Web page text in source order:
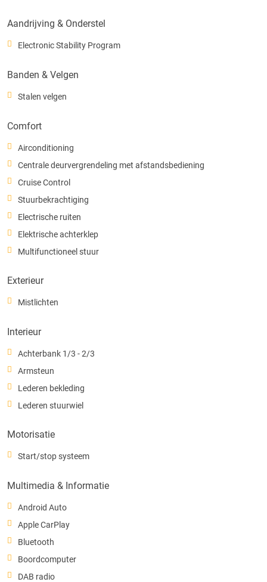
Aandrijving & Onderstel
Electronic Stability Program
Banden & Velgen
Stalen velgen
Comfort
Airconditioning
Centrale deurvergrendeling met afstandsbediening
Cruise Control
Stuurbekrachtiging
Electrische ruiten
Elektrische achterklep
Multifunctioneel stuur
Exterieur
Mistlichten
Interieur
Achterbank 1/3 - 2/3
Armsteun
Lederen bekleding
Lederen stuurwiel
Motorisatie
Start/stop systeem
Multimedia & Informatie
Android Auto
Apple CarPlay
Bluetooth
Boordcomputer
DAB radio